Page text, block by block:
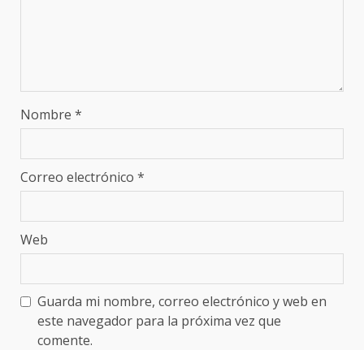
Nombre *
Correo electrónico *
Web
Guarda mi nombre, correo electrónico y web en
este navegador para la próxima vez que
comente.